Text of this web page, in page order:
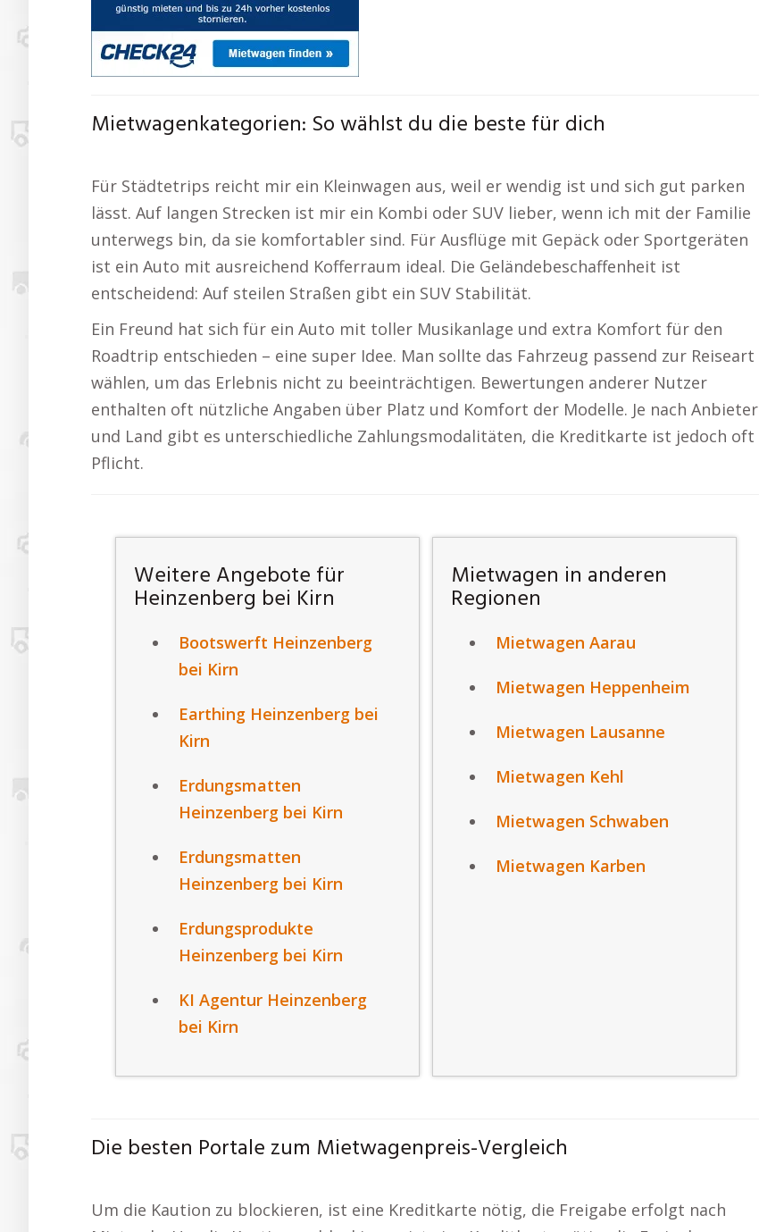
Mietwagenkategorien: So wählst du die beste für dich
Für Städtetrips reicht mir ein Kleinwagen aus, weil er wendig ist und sich gut parken
lässt. Auf langen Strecken ist mir ein Kombi oder SUV lieber, wenn ich mit der Familie
unterwegs bin, da sie komfortabler sind. Für Ausflüge mit Gepäck oder Sportgeräten
ist ein Auto mit ausreichend Kofferraum ideal. Die Geländebeschaffenheit ist
entscheidend: Auf steilen Straßen gibt ein SUV Stabilität.
Ein Freund hat sich für ein Auto mit toller Musikanlage und extra Komfort für den
Roadtrip entschieden – eine super Idee. Man sollte das Fahrzeug passend zur Reiseart
wählen, um das Erlebnis nicht zu beeinträchtigen. Bewertungen anderer Nutzer
enthalten oft nützliche Angaben über Platz und Komfort der Modelle. Je nach Anbieter
und Land gibt es unterschiedliche Zahlungsmodalitäten, die Kreditkarte ist jedoch oft
Pflicht.
Weitere Angebote für
Heinzenberg bei Kirn
Bootswerft Heinzenberg
bei Kirn
Earthing Heinzenberg bei
Kirn
Erdungsmatten
Heinzenberg bei Kirn
Erdungsmatten
Heinzenberg bei Kirn
Erdungsprodukte
Heinzenberg bei Kirn
KI Agentur Heinzenberg
bei Kirn
Mietwagen in anderen
Regionen
Mietwagen Aarau
Mietwagen Heppenheim
Mietwagen Lausanne
Mietwagen Kehl
Mietwagen Schwaben
Mietwagen Karben
Die besten Portale zum Mietwagenpreis-Vergleich
Um die Kaution zu blockieren, ist eine Kreditkarte nötig, die Freigabe erfolgt nach